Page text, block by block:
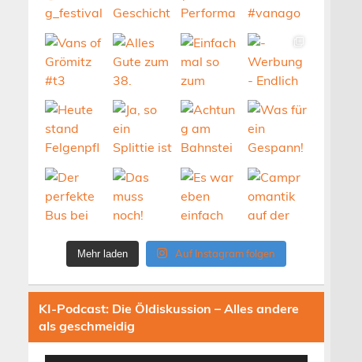
Mehr laden Auf Instagram folgen
KI-Podcast: Die Öldiskussion – Alles andere
als geschmeidig